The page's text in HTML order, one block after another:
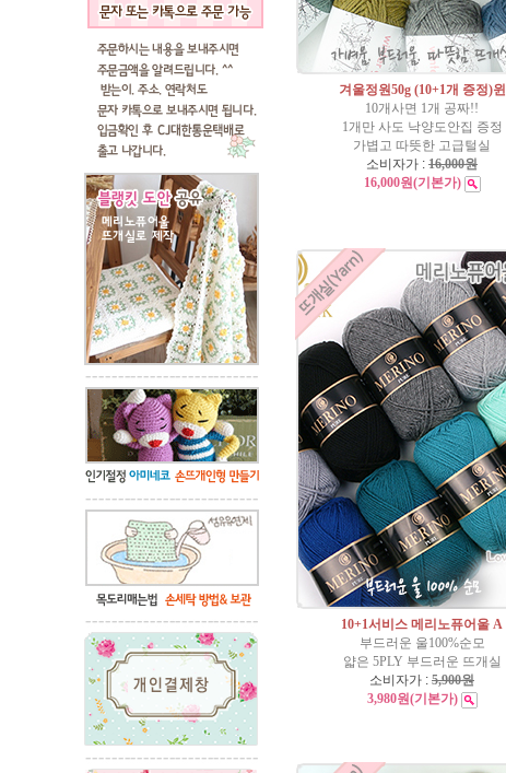
겨울정원50g (10+1개 증정)윈
10개사면 1개 공짜!!
1개만 사도 낙양도안집 증정
가볍고 따뜻한 고급털실
소비자가 : 16,000원
16,000원(기본가)
10+1서비스 메리노퓨어울 A
부드러운 울100%순모
얇은 5PLY 부드러운 뜨개실
소비자가 : 5,900원
3,980원(기본가)